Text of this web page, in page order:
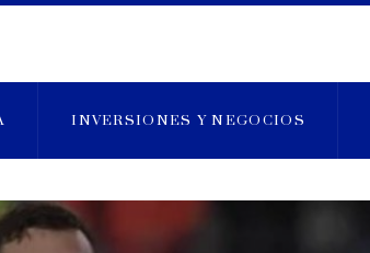
INVERSIONES Y NEGOCIOS